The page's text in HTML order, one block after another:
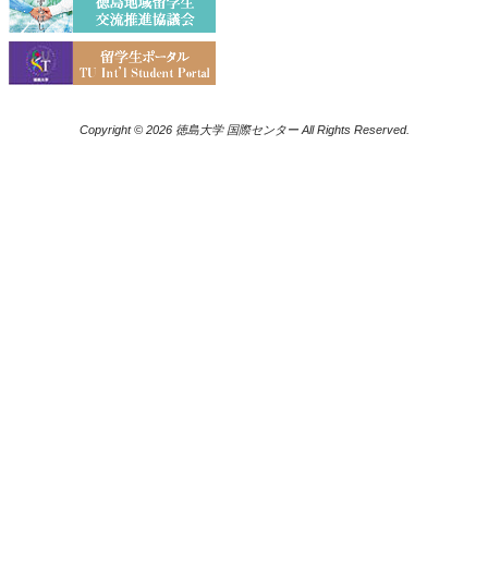
Copyright © 2026 徳島大学 国際センター All Rights Reserved.